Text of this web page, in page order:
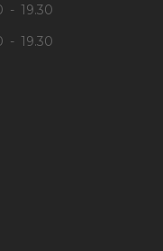
- 19.30
- 19.30